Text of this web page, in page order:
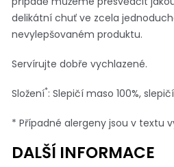
delikátní chuť ve zcela
nevylepšovaném produktu.
Servírujte dobře vychlazené.
Složení*: Slepičí maso 100%,
* Případné alergeny jsou v textu
DALŠÍ INFORMACE